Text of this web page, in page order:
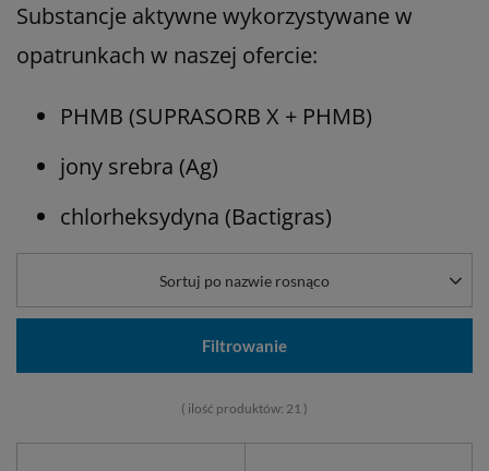
Substancje aktywne wykorzystywane w
opatrunkach w naszej ofercie:
PHMB (SUPRASORB X + PHMB)
jony srebra (Ag)
chlorheksydyna (Bactigras)
Sortuj po nazwie rosnąco
Filtrowanie
( ilość produktów: 21 )